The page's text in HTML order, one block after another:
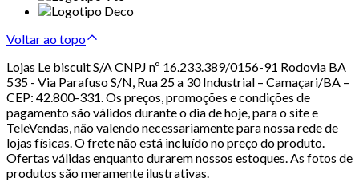
Voltar ao topo
Lojas Le biscuit S/A CNPJ nº 16.233.389/0156-91 Rodovia BA
535 - Via Parafuso S/N, Rua 25 a 30 Industrial – Camaçari/BA –
CEP: 42.800-331. Os preços, promoções e condições de
pagamento são válidos durante o dia de hoje, para o site e
TeleVendas, não valendo necessariamente para nossa rede de
lojas físicas. O frete não está incluído no preço do produto.
Ofertas válidas enquanto durarem nossos estoques. As fotos de
produtos são meramente ilustrativas.